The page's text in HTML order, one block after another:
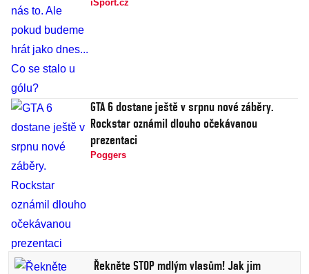
iSport.cz
GTA 6 dostane ještě v srpnu nové záběry.
Rockstar oznámil dlouho očekávanou
prezentaci
Poggers
Řekněte STOP mdlým vlasům! Jak jim